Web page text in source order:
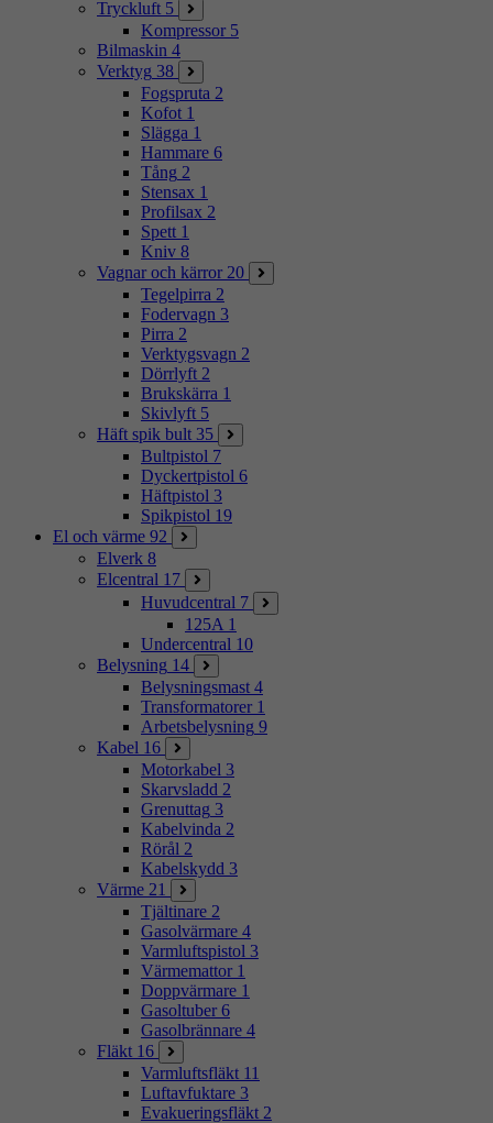
Tryckluft 5
Kompressor 5
Bilmaskin 4
Verktyg 38
Fogspruta 2
Kofot 1
Slägga 1
Hammare 6
Tång 2
Stensax 1
Profilsax 2
Spett 1
Kniv 8
Vagnar och kärror 20
Tegelpirra 2
Fodervagn 3
Pirra 2
Verktygsvagn 2
Dörrlyft 2
Brukskärra 1
Skivlyft 5
Häft spik bult 35
Bultpistol 7
Dyckertpistol 6
Häftpistol 3
Spikpistol 19
El och värme 92
Elverk 8
Elcentral 17
Huvudcentral 7
125A 1
Undercentral 10
Belysning 14
Belysningsmast 4
Transformatorer 1
Arbetsbelysning 9
Kabel 16
Motorkabel 3
Skarvsladd 2
Grenuttag 3
Kabelvinda 2
Rörål 2
Kabelskydd 3
Värme 21
Tjältinare 2
Gasolvärmare 4
Varmluftspistol 3
Värmemattor 1
Doppvärmare 1
Gasoltuber 6
Gasolbrännare 4
Fläkt 16
Varmluftsfläkt 11
Luftavfuktare 3
Evakueringsfläkt 2